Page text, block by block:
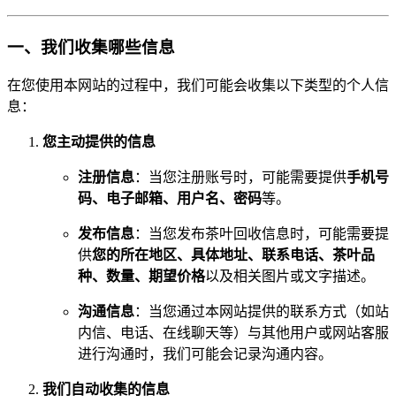
一、我们收集哪些信息
在您使用本网站的过程中，我们可能会收集以下类型的个人信
息：
您主动提供的信息
注册信息：当您注册账号时，可能需要提供手机号
码、电子邮箱、用户名、密码等。
发布信息：当您发布茶叶回收信息时，可能需要提
供您的所在地区、具体地址、联系电话、茶叶品
种、数量、期望价格以及相关图片或文字描述。
沟通信息：当您通过本网站提供的联系方式（如站
内信、电话、在线聊天等）与其他用户或网站客服
进行沟通时，我们可能会记录沟通内容。
我们自动收集的信息